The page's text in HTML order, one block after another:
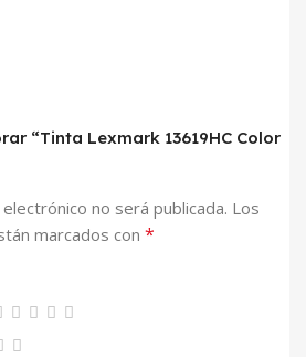
“Tinta Lexmark 13619HC Color
no será publicada. Los
marcados con *